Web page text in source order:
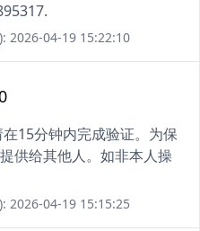
2026-04-19 15:22:10
在15分钟内完成验证。为保
供给其他人。如非本人操
2026-04-19 15:15:25